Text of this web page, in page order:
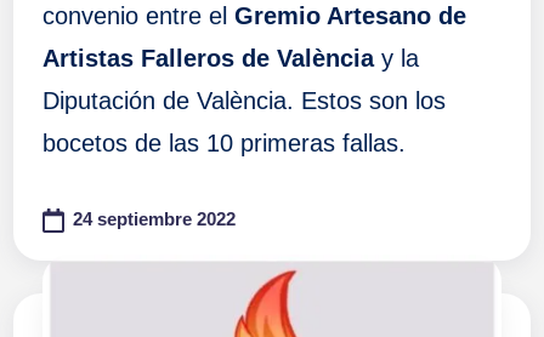
convenio entre el Gremio Artesano de
Artistas Falleros de Valènciay la
Diputación de València. Estos son los
bocetos de las 10 primeras fallas.
24 septiembre 2022